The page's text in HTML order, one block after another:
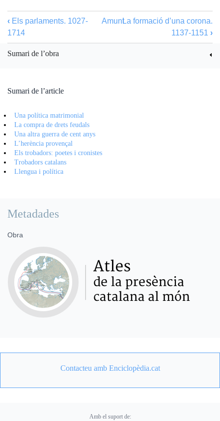
‹ Els parlaments. 1027-
1714
AmuntLa formació d’una corona.
1137-1151 ›
Sumari de l’obra
Sumari de l’article
Una política matrimonial
La compra de drets feudals
Una altra guerra de cent anys
L’herència provençal
Els trobadors: poetes i cronistes
Trobadors catalans
Llengua i política
Metadades
Obra
Contacteu amb Enciclopèdia.cat
Amb el suport de: